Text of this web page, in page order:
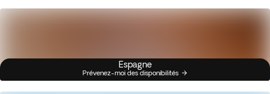
Espagne
Prévenez-moi des disponibilités